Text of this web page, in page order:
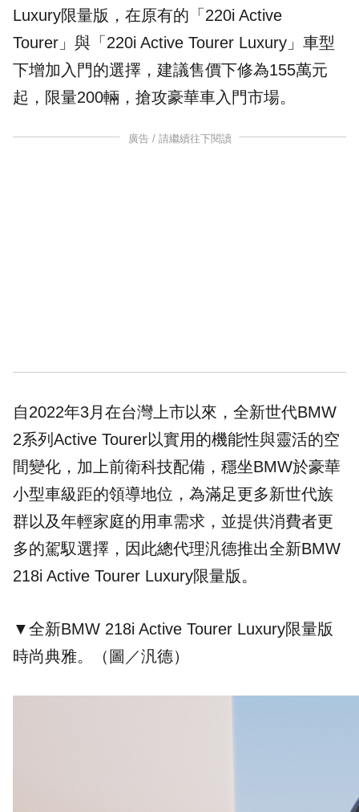
Luxury限量版，在原有的「220i Active
Tourer」與「220i Active Tourer Luxury」車型
下增加入門的選擇，建議售價下修為155萬元
起，限量200輛，搶攻豪華車入門市場。
廣告 / 請繼續往下閱讀
自2022年3月在台灣上市以來，全新世代BMW
2系列Active Tourer以實用的機能性與靈活的空
間變化，加上前衛科技配備，穩坐BMW於豪華
小型車級距的領導地位，為滿足更多新世代族
群以及年輕家庭的用車需求，並提供消費者更
多的駕馭選擇，因此總代理汎德推出全新BMW
218i Active Tourer Luxury限量版。
▼全新BMW 218i Active Tourer Luxury限量版
時尚典雅。（圖／汎德）